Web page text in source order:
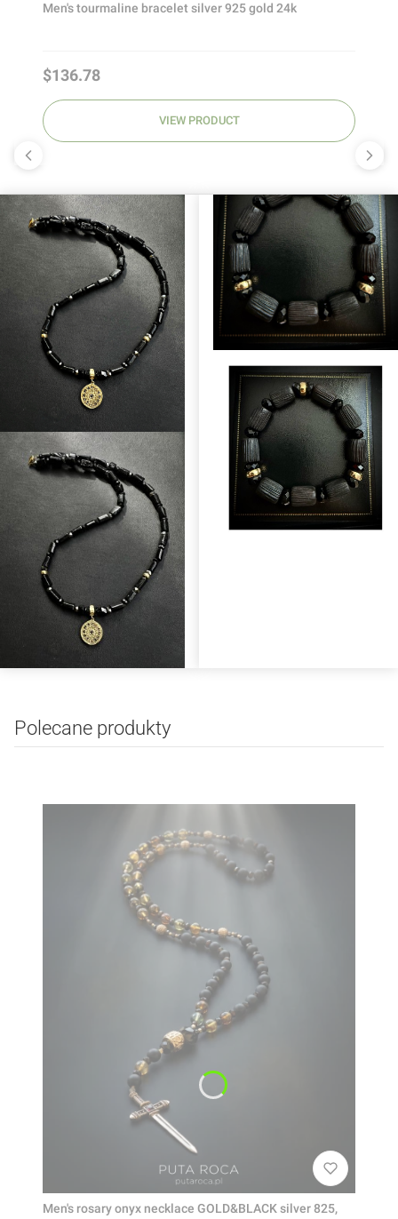
Men's tourmaline bracelet silver 925 gold 24k
Price
$136.78
VIEW PRODUCT
Polecane produkty
Men's rosary onyx necklace GOLD&BLACK silver 825,